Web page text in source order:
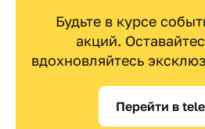
Будьте в курсе
акций.
вдохновляйтесь
Перейти в